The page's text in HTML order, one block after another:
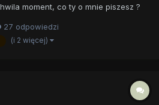
moment, co ty o mnie piszesz ?
zadawać tylko pytania do
wątek
27 odpowiedzi
(i 2 więcej)